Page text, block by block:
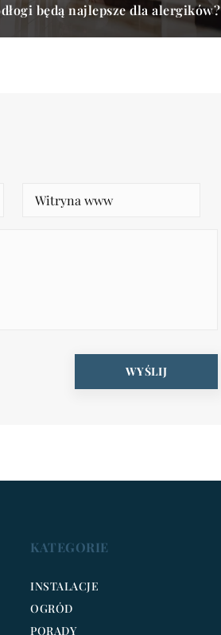
będą najlepsze dla alergików?
KATEGORIE
INSTALACJE
OGRÓD
PORADY